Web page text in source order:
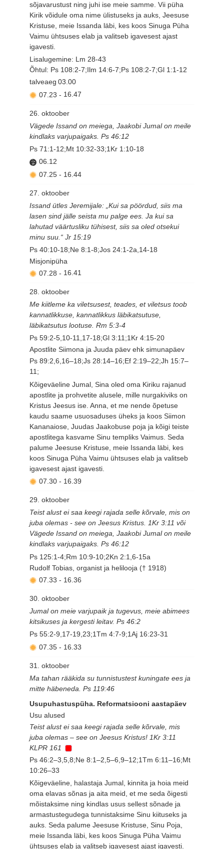
sõjavarustust ning juhi ise meie samme. Vii püha
Kirik võidule oma nime ülistuseks ja auks, Jeesuse
Kristuse, meie Issanda läbi, kes koos Sinuga Püha
Vaimu ühtsuses elab ja valitseb igavesest ajast
igavesti.
Lisalugemine: Lm 28-43
Õhtul: Ps 108:2-7;Ilm 14:6-7;Ps 108:2-7;Gl 1:1-12
talveaeg 03.00
07.23 - 16.47
26. oktoober
Vägede Issand on meiega, Jaakobi Jumal on meile
kindlaks varjupaigaks. Ps 46:12
Ps 71:1-12;Mt 10:32-33;1Kr 1:10-18
06.12
07.25 - 16.44
27. oktoober
Issand ütles Jeremijale: „Kui sa pöördud, siis ma
lasen sind jälle seista mu palge ees. Ja kui sa
lahutad väärtusliku tühisest, siis sa oled otsekui
minu suu.“ Jr 15:19
Ps 40:10-18;Ne 8:1-8;Jos 24:1-2a,14-18
Misjonipüha
07.28 - 16.41
28. oktoober
Me kiitleme ka viletsusest, teades, et viletsus toob
kannatlikkuse, kannatlikkus läbikatsutuse,
läbikatsutus lootuse. Rm 5:3-4
Ps 59:2-5,10-11,17-18;Gl 3:11;1Kr 4:15-20
Apostlite Siimona ja Juuda päev ehk simunapäev
Ps 89:2,6,16–18;Js 28:14–16;Ef 2:19–22;Jh 15:7–
11;
Kõigeväeline Jumal, Sina oled oma Kiriku rajanud
apostlite ja prohvetite alusele, mille nurgakiviks on
Kristus Jeesus ise. Anna, et me nende õpetuse
kaudu saame usuosaduses üheks ja koos Siimon
Kananaiose, Juudas Jaakobuse poja ja kõigi teiste
apostlitega kasvame Sinu templiks Vaimus. Seda
palume Jeesuse Kristuse, meie Issanda läbi, kes
koos Sinuga Püha Vaimu ühtsuses elab ja valitseb
igavesest ajast igavesti.
07.30 - 16.39
29. oktoober
Teist alust ei saa keegi rajada selle kõrvale, mis on
juba olemas - see on Jeesus Kristus. 1Kr 3:11 või
Vägede Issand on meiega, Jaakobi Jumal on meile
kindlaks varjupaigaks. Ps 46:12
Ps 125:1-4;Rm 10:9-10;2Kn 2:1,6-15a
Rudolf Tobias, organist ja helilooja († 1918)
07.33 - 16.36
30. oktoober
Jumal on meie varjupaik ja tugevus, meie abimees
kitsikuses ja kergesti leitav. Ps 46:2
Ps 55:2-9,17-19,23;1Tm 4:7-9;1Aj 16:23-31
07.35 - 16.33
31. oktoober
Ma tahan rääkida su tunnistustest kuningate ees ja
mitte häbeneda. Ps 119:46
Usupuhastuspüha. Reformatsiooni aastapäev
Usu alused
Teist alust ei saa keegi rajada selle kõrvale, mis
juba olemas – see on Jeesus Kristus! 1Kr 3:11
KLPR 161
Ps 46:2–3,5,8;Ne 8:1–2,5–6,9–12;1Tm 6:11–16;Mt
10:26–33
Kõigeväeline, halastaja Jumal, kinnita ja hoia meid
oma elavas sõnas ja aita meid, et me seda õigesti
mõistaksime ning kindlas usus sellest sõnade ja
armastustegudega tunnistaksime Sinu kiituseks ja
auks. Seda palume Jeesuse Kristuse, Sinu Poja,
meie Issanda läbi, kes koos Sinuga Püha Vaimu
ühtsuses elab ja valitseb igavesest ajast igavesti.